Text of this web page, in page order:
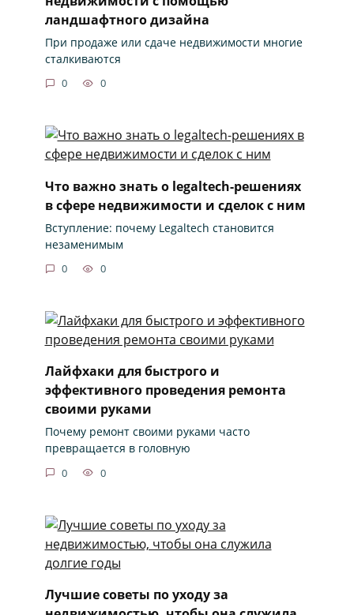
ландшафтного дизайна
При продаже или сдаче недвижимости многие
сталкиваются
0 0
Что важно знать о legaltech-решениях
в сфере недвижимости и сделок с ним
Вступление: почему Legaltech становится
незаменимым
0 0
Лайфхаки для быстрого и
эффективного проведения ремонта
своими руками
Почему ремонт своими руками часто
превращается в головную
0 0
Лучшие советы по уходу за